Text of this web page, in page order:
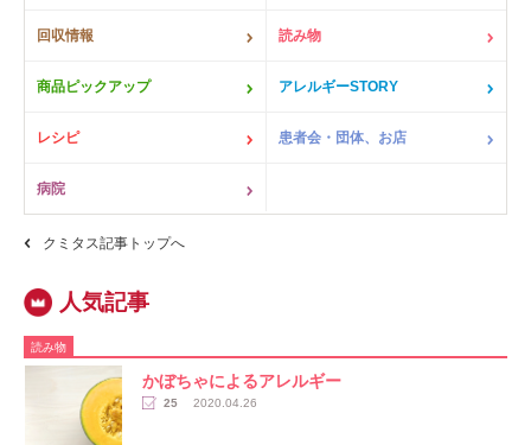
回収情報 読み物
商品ピックアップ アレルギーSTORY
レシピ 患者会・団体、お店
病院
クミタス記事トップへ
読み物
かぼちゃによるアレルギー
25 2020.04.26